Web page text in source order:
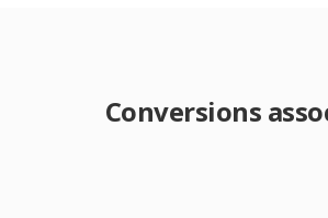
Conversions